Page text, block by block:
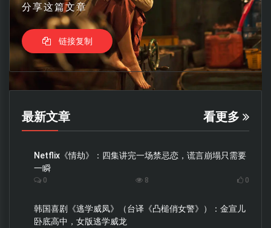
分享这篇文章
链接复制
最新文章 看更多
Netflix《情劫》：四集讲完一场禁忌恋，谎言崩塌只需要
一瞬
0 8 0
韩国喜剧《逃学威凤》（台译《凸槌俏女警》）：金宣儿
卧底高中，女版逃学威龙